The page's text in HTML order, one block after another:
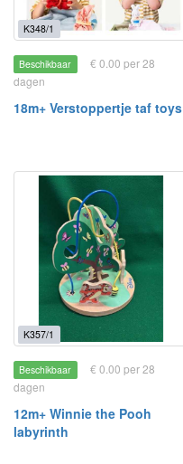
K348/1
Beschikbaar
€ 0.00 per 28
dagen
18m+ Verstoppertje taf toys
K357/1
Beschikbaar
€ 0.00 per 28
dagen
12m+ Winnie the Pooh
labyrinth